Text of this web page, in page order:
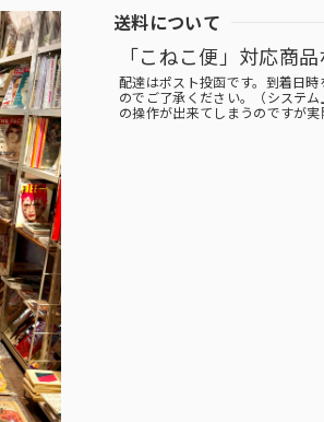
送料について
「こねこ便」対応商品
配達はポスト投函です。到着日
のでご了承ください。（システ
の操作が出来てしまうのですが実